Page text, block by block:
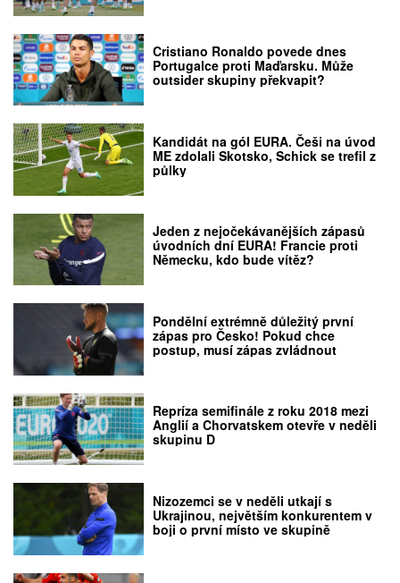
Cristiano Ronaldo povede dnes
Portugalce proti Maďarsku. Může
outsider skupiny překvapit?
Kandidát na gól EURA. Češi na úvod
ME zdolali Skotsko, Schick se trefil z
půlky
Jeden z nejočekávanějších zápasů
úvodních dní EURA! Francie proti
Německu, kdo bude vítěz?
Pondělní extrémně důležitý první
zápas pro Česko! Pokud chce
postup, musí zápas zvládnout
Repríza semifinále z roku 2018 mezi
Anglií a Chorvatskem otevře v neděli
skupinu D
Nizozemci se v neděli utkají s
Ukrajinou, největším konkurentem v
boji o první místo ve skupině